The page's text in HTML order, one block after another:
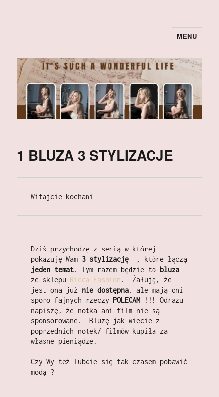
MENU
1 BLUZA 3 STYLIZACJE
Witajcie kochani
Dziś przychodzę z serią w której
pokazuję Wam 3 stylizację
jeden temat. Tym razem będzie to bluza
ze sklepu Ricca Fashion .  Żałuję, że
jest ona już nie dostępna, ale mają oni
sporo fajnych rzeczy POLECAM !!! Odrazu
napiszę, że notka ani film nie są
sponsorowane.  Bluzę jak wiecie z
poprzednich notek/ filmów kupiła za
własne pieniądze.
Czy Wy też lubcie się tak czasem pobawić
modą ?